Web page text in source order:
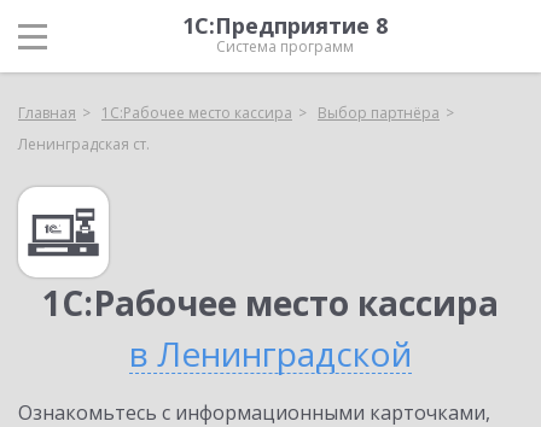
1С:Предприятие 8
Система программ
Главная 1С:Рабочее место кассира
Выбор партнёра
Ленинградская ст.
1С:Рабочее место кассира
в Ленинградской
Ознакомьтесь с информационными карточками,